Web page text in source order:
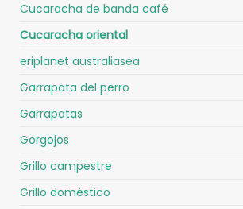
Cucaracha de banda café
Cucaracha oriental
eriplanet australiasea
Garrapata del perro
Garrapatas
Gorgojos
Grillo campestre
Grillo doméstico